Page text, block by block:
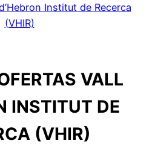
Institut de Recerca
(VHIR)
VALL
INSTITUT DE
(VHIR)